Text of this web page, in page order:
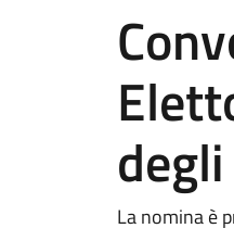
La nomina è